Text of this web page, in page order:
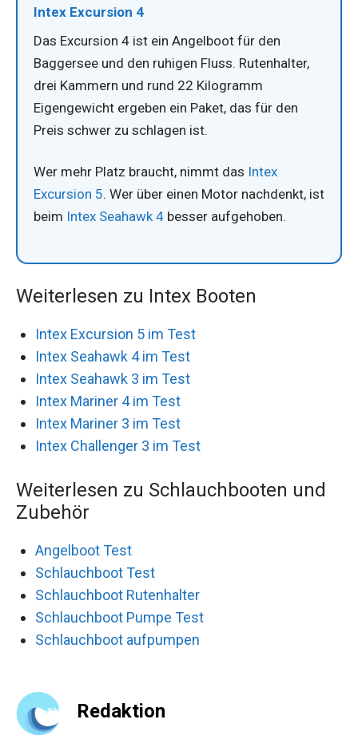
Intex Excursion 4
Das Excursion 4 ist ein Angelboot für den
Baggersee und den ruhigen Fluss. Rutenhalter,
drei Kammern und rund 22 Kilogramm
Eigengewicht ergeben ein Paket, das für den
Preis schwer zu schlagen ist.
Wer mehr Platz braucht, nimmt das Intex
Excursion 5. Wer über einen Motor nachdenkt, ist
beim Intex Seahawk 4 besser aufgehoben.
Weiterlesen zu Intex Booten
Intex Excursion 5 im Test
Intex Seahawk 4 im Test
Intex Seahawk 3 im Test
Intex Mariner 4 im Test
Intex Mariner 3 im Test
Intex Challenger 3 im Test
Weiterlesen zu Schlauchbooten und
Zubehör
Angelboot Test
Schlauchboot Test
Schlauchboot Rutenhalter
Schlauchboot Pumpe Test
Schlauchboot aufpumpen
Redaktion